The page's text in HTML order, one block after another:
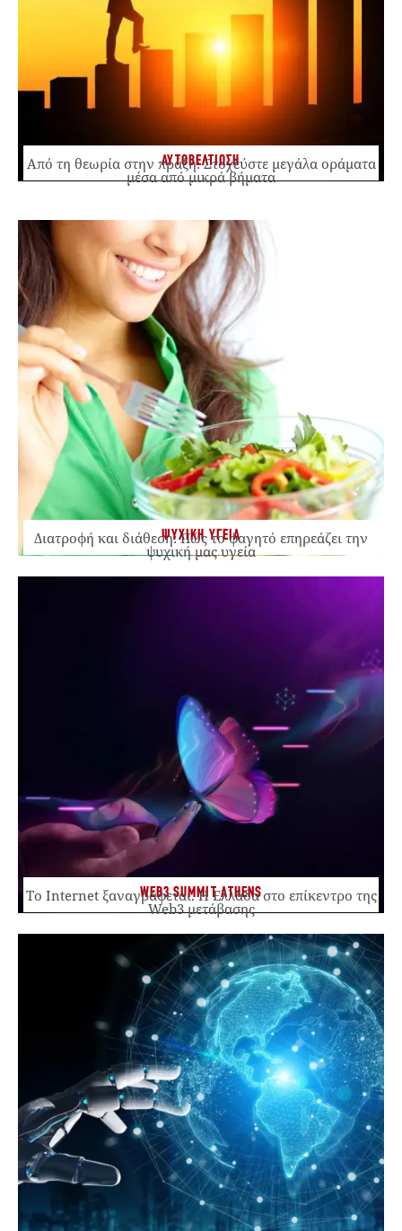
ΑΥΤΟΒΕΛΤΙΩΣΗ
Από τη θεωρία στην πράξη: Στοχεύστε μεγάλα οράματα
μέσα από μικρά βήματα
ΨΥΧΙΚΗ ΥΓΕΙΑ
Διατροφή και διάθεση: Πώς το φαγητό επηρεάζει την
ψυχική μας υγεία
WEB3 SUMMIT ATHENS
Το Internet ξαναγράφεται. Η Ελλάδα στο επίκεντρο της
Web3 μετάβασης